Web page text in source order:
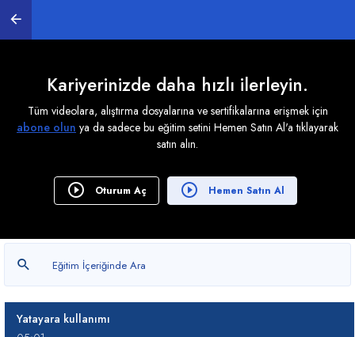
Kariyerinizde daha hızlı ilerleyin.
Tüm videolara, alıştırma dosyalarına ve sertifikalarına erişmek için
abone olun ya da sadece bu eğitim setini Hemen Satın Al'a tıklayarak
satın alın.
Oturum Aç Hemen Satın Al
Düşeyara Kullanım Örnekleri -1
Düşeyara Kullanım Örnekleri -2
Kaçıncı İşlevinin Kullanımı
Düşeyara ve kaçıncı fonksiyonlarının birlikte
kullanımı
04:35
Yatayara kullanımı